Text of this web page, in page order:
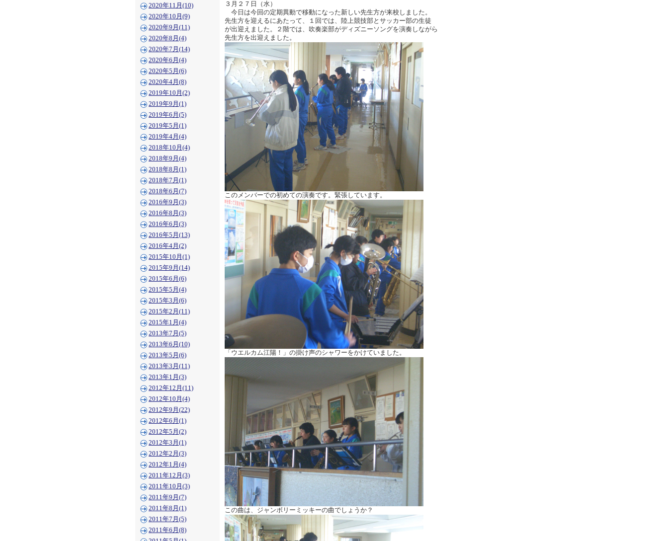
2020年11月(10)
2020年10月(9)
2020年9月(11)
2020年8月(4)
2020年7月(14)
2020年6月(4)
2020年5月(6)
2020年4月(8)
2019年10月(2)
2019年9月(1)
2019年6月(5)
2019年5月(1)
2019年4月(4)
2018年10月(4)
2018年9月(4)
2018年8月(1)
2018年7月(1)
2018年6月(7)
2016年9月(3)
2016年8月(3)
2016年6月(3)
2016年5月(13)
2016年4月(2)
2015年10月(1)
2015年9月(14)
2015年6月(6)
2015年5月(4)
2015年3月(6)
2015年2月(11)
2015年1月(4)
2013年7月(5)
2013年6月(10)
2013年5月(6)
2013年3月(11)
2013年1月(3)
2012年12月(11)
2012年10月(4)
2012年9月(22)
2012年6月(1)
2012年5月(2)
2012年3月(1)
2012年2月(3)
2012年1月(4)
2011年12月(3)
2011年10月(3)
2011年9月(7)
2011年8月(1)
2011年7月(5)
2011年6月(8)
３月２７日（水）
今日は今回の定期異動で移動になった新しい先生方が来校しました。
先生方を迎えるにあたって、１回では、陸上競技部とサッカー部の生徒
が出迎えました。２階では、吹奏楽部がディズニーソングを演奏しながら
先生方を出迎えました。
このメンバーでの初めての演奏です。緊張しています。
「ウエルカム江陽！」の掛け声のシャワーをかけていました。
この曲は、ジャンボリーミッキーの曲でしょうか？